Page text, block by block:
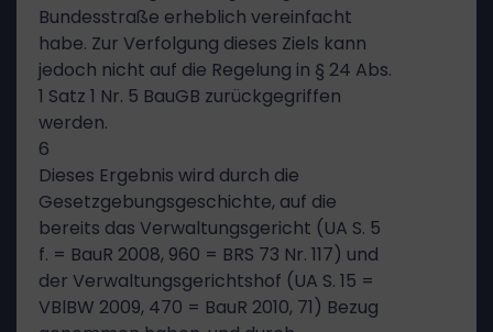
Bundesstraße erheblich vereinfacht
habe. Zur Verfolgung dieses Ziels kann
jedoch nicht auf die Regelung in § 24 Abs.
1 Satz 1 Nr. 5 BauGB zurückgegriffen
werden.
6
Dieses Ergebnis wird durch die
Gesetzgebungsgeschichte, auf die
bereits das Verwaltungsgericht (UA S. 5
f. = BauR 2008, 960 = BRS 73 Nr. 117) und
der Verwaltungsgerichtshof (UA S. 15 =
VBlBW 2009, 470 = BauR 2010, 71) Bezug